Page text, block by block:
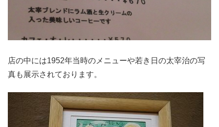
店の中には1952年当時のメニューや若き日の太宰治の写
真も展示されております。